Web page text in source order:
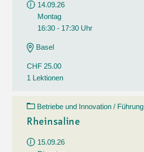
14.09.26
Montag
16:30 - 17:30 Uhr
Basel
CHF 25.00
1 Lektionen
Betriebe und Innovation / Führung
Rheinsaline
15.09.26